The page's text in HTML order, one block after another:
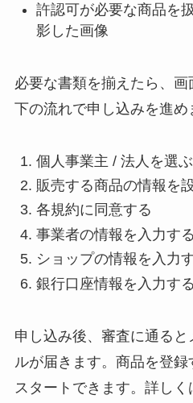
許認可が必要な商品を
影した画像
必要な書類を揃えたら、
下の流れで申し込みを進め
個人事業主 / 法人を選ぶ
販売する商品の情報を
各規約に同意する
事業者の情報を入力する
ショップの情報を入力
銀行口座情報を入力する
申し込み後、審査に通る
ルが届きます。商品を登
スタートできます。詳し